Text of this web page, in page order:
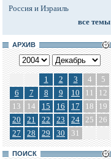
Россия и Израиль
все темы
АРХИВ
1 2 3 4
5
6
7 8 9 10 11
12
13
14 15 16 17 18
19
20
21 22 23 24 25 26
27
28 29 30 31
ПОИСК